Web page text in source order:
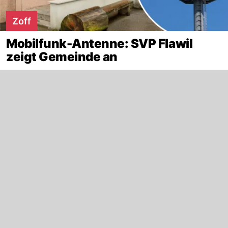
Zoff
Mobilfunk-Antenne: SVP Flawil
zeigt Gemeinde an